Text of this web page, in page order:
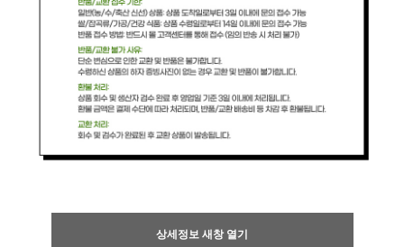
상세정보 새창 열기